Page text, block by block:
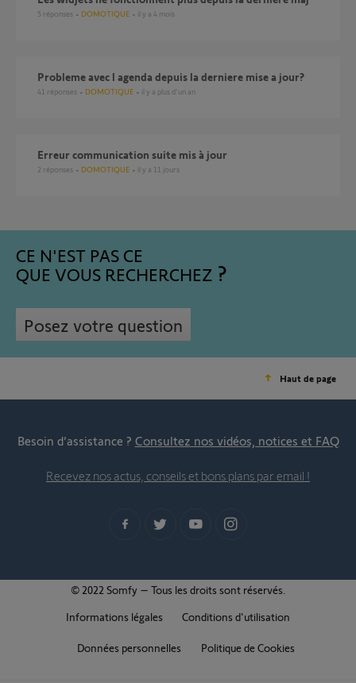
5 réponses DOMOTIQUE il y a 4 mois
Probleme avec l agenda depuis la derniere mise a jour?
41 réponses DOMOTIQUE il y a plus d'un an
Erreur communication suite mis à jour
2 réponses DOMOTIQUE il y a 11 jours
CE N'EST PAS CE
QUE VOUS RECHERCHEZ
Posez votre question
Haut de page
Besoin d’assistance ? Consultez nos vidéos, notices et FAQ
Recevez nos actus, conseils et bons plans par email !
© 2022 Somfy – Tous les droits sont réservés.
Informations légales
Conditions d'utilisation
Données personnelles Politique de Cookies